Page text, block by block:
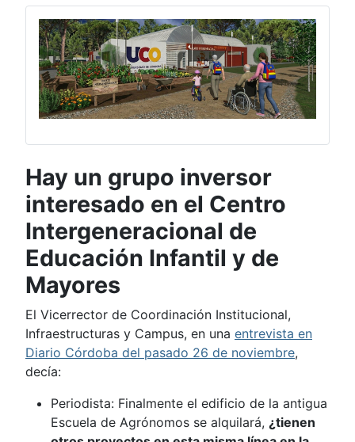
Hay un grupo inversor
interesado en el Centro
Intergeneracional de
Educación Infantil y de
Mayores
El Vicerrector de Coordinación Institucional,
Infraestructuras y Campus, en una entrevista en
Diario Córdoba del pasado 26 de noviembre,
decía:
Periodista: Finalmente el edificio de la antigua
Escuela de Agrónomos se alquilará, ¿tienen